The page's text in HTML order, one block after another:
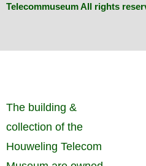
Telecommuseum All rights
The building &
collection of the
Houweling Telecom